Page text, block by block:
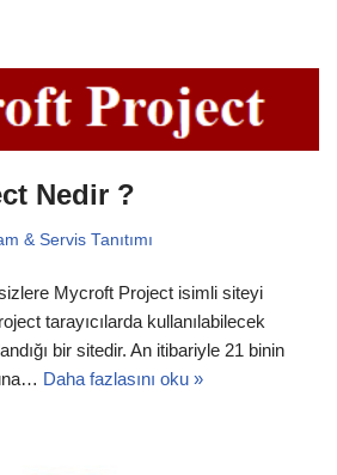
Nedir ?
& Servis Tanıtımı
Mycroft Project isimli siteyi
tarayıcılarda kullanılabilecek
bir sitedir. An itibariyle 21 binin
Daha fazlasını oku »